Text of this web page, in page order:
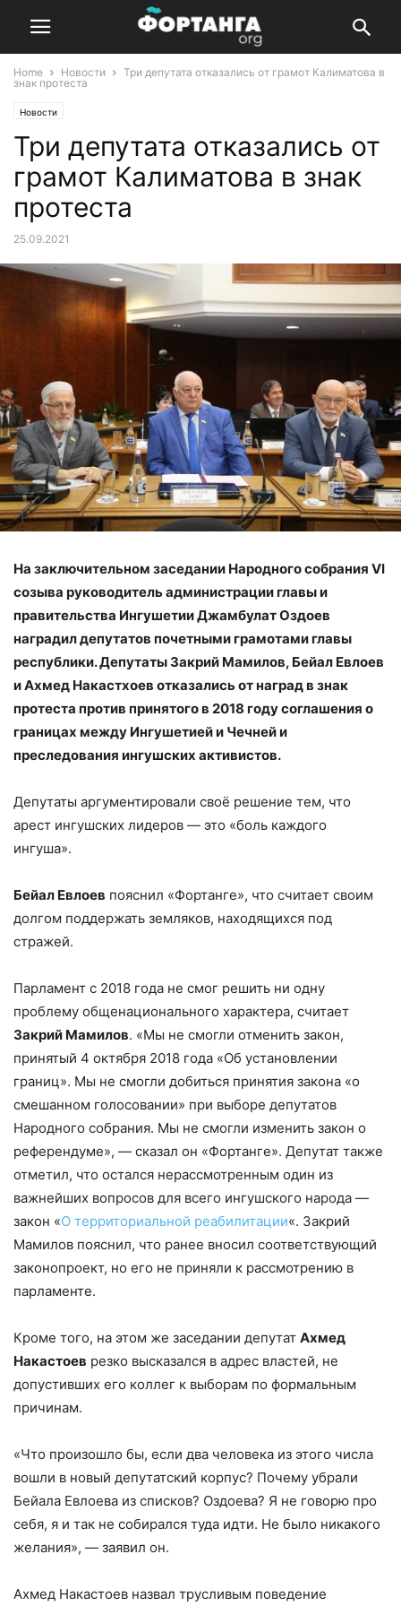
Home Новости
Три депутата отказались от грамот Калиматова в
знак протеста
Новости
Три депутата отказались от
грамот Калиматова в знак
протеста
25.09.2021
На заключительном заседании Народного собрания VI
созыва руководитель администрации главы и
правительства Ингушетии Джамбулат Оздоев
наградил депутатов почетными грамотами главы
республики. Депутаты Закрий Мамилов, Бейал Евлоев
и Ахмед Накастхоев отказались от наград в знак
протеста против принятого в 2018 году соглашения о
границах между Ингушетией и Чечней и
преследования ингушских активистов.
Депутаты аргументировали своё решение тем, что
арест ингушских лидеров — это «боль каждого
ингуша».
Бейал Евлоев пояснил «Фортанге», что считает своим
долгом поддержать земляков, находящихся под
стражей.
Парламент с 2018 года не смог решить ни одну
проблему общенационального характера, считает
Закрий Мамилов. «Мы не смогли отменить закон,
принятый 4 октября 2018 года «Об установлении
границ». Мы не смогли добиться принятия закона «о
смешанном голосовании» при выборе депутатов
Народного собрания. Мы не смогли изменить закон о
референдуме», — сказал он «Фортанге». Депутат также
отметил, что остался нерассмотренным один из
важнейших вопросов для всего ингушского народа —
закон «О территориальной реабилитации«. Закрий
Мамилов пояснил, что ранее вносил соответствующий
законопроект, но его не приняли к рассмотрению в
парламенте.
Кроме того, на этом же заседании депутат Ахмед
Накастоев резко высказался в адрес властей, не
допустивших его коллег к выборам по формальным
причинам.
«Что произошло бы, если два человека из этого числа
вошли в новый депутатский корпус? Почему убрали
Бейала Евлоева из списков? Оздоева? Я не говорю про
себя, я и так не собирался туда идти. Не было никакого
желания», — заявил он.
Ахмед Накастоев назвал трусливым поведение